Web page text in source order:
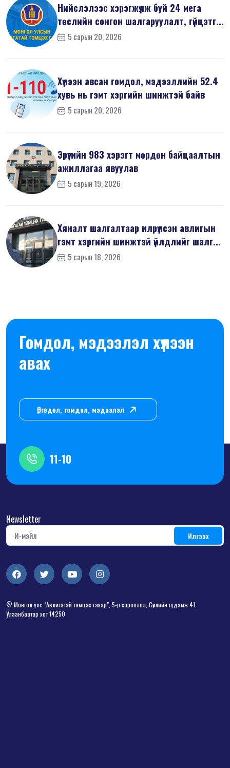
Нийслэлээс хэрэгжүүлж буй 24 мега
төслийн сонгон шалгаруулалт, гүйцэтг...
5 сарын 20, 2026
Хүлээн авсан гомдол, мэдээллийн 52.4
хувь нь гэмт хэргийн шинжтэй байв
5 сарын 20, 2026
Эрүүгийн 983 хэрэгт мөрдөн байцаалтын
ажиллагаа явуулав
5 сарын 19, 2026
Хяналт шалгалтаар илрүүлсэн авлигын
гэмт хэргийн шинжтэй үйлдлийг шалг...
5 сарын 18, 2026
Гомдол, мэдээлэл хүлээн
авах
Өргөдөл, гомдол, мэдээлэл
11-10
Newsletter
Монгол улс "Авлигатай тэмцэх газар", 5-р хороолол, Сөүлийн гудамж 41,
Улаанбаатар хот 14250